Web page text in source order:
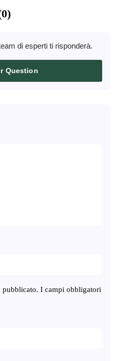
di esperti ti risponderà.
Question
pubblicato. I campi obbligatori